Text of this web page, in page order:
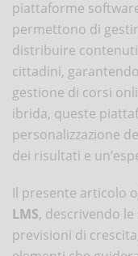
piattaforme
permettono di
distribuire
cittadini,
gestione di corsi
ibrida, queste
personalizzazione
dei risultati e
Il presente articolo
LMS, descrivendo
previsioni di